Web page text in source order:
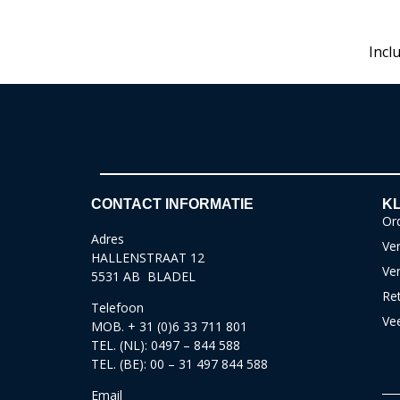
CONTACT INFORMATIE
Adres
HALLENSTRAAT 12
5531 AB BLADEL
Telefoon
MOB. + 31 (0)6 33 711 801
TEL. (NL): 0497 – 844 588
TEL. (BE): 00 – 31 497 844 588
Email